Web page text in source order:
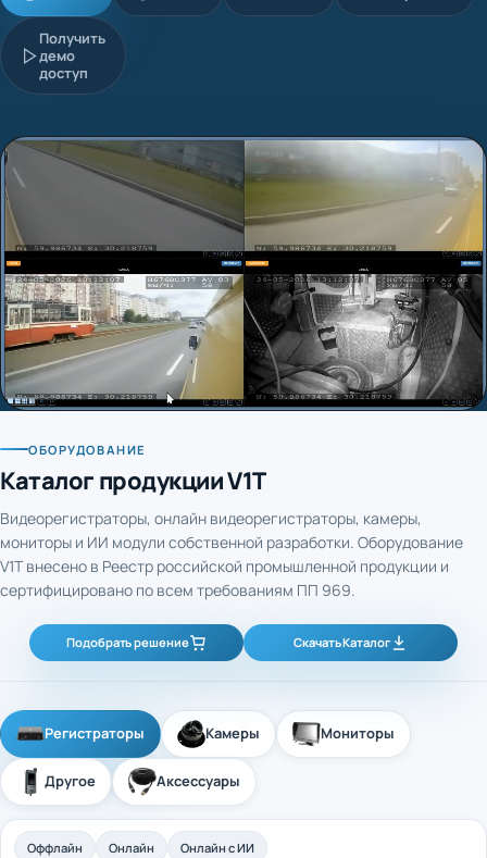
Получить
демо
доступ
Каталог продукции V1T
мониторы и ИИ модули собственной разработки. Оборудование
V1T внесено в Реестр российской промышленной продукции и
сертифицировано по всем требованиям ПП 969.
Подобрать решение Скачать Каталог
Оффлайн Онлайн Онлайн с ИИ